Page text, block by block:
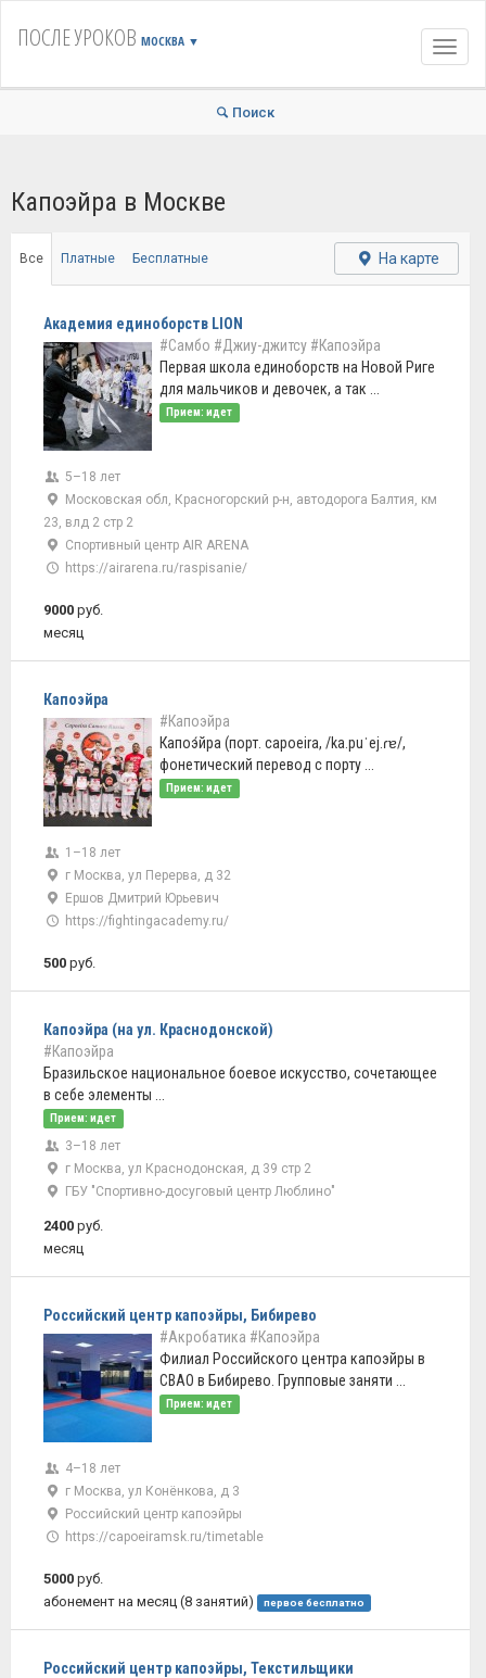
ПОСЛЕ УРОКОВ МОСКВА ▼
Поиск
Капоэйра в Москве
Все Платные Бесплатные На карте
Академия единоборств LION
#Самбо #Джиу-джитсу #Капоэйра
Первая школа единоборств на Новой Риге
для мальчиков и девочек, а так ...
Прием: идет
5–18 лет
Московская обл, Красногорский р-н, автодорога Балтия, км
23, влд 2 стр 2
Спортивный центр AIR ARENA
https://airarena.ru/raspisanie/
9000 руб.
месяц
Капоэйра
#Капоэйра
Капоэ́йра (порт. capoeira, /ka.puˈej.ɾɐ/,
фонетический перевод с порту ...
Прием: идет
1–18 лет
г Москва, ул Перерва, д 32
Ершов Дмитрий Юрьевич
https://fightingacademy.ru/
500 руб.
Капоэйра (на ул. Краснодонской)
#Капоэйра
Бразильское национальное боевое искусство, сочетающее
в себе элементы ...
Прием: идет
3–18 лет
г Москва, ул Краснодонская, д 39 стр 2
ГБУ "Спортивно-досуговый центр Люблино"
2400 руб.
месяц
Российский центр капоэйры, Бибирево
#Акробатика #Капоэйра
Филиал Российского центра капоэйры в
СВАО в Бибирево. Групповые заняти ...
Прием: идет
4–18 лет
г Москва, ул Конёнкова, д 3
Российский центр капоэйры
https://capoeiramsk.ru/timetable
5000 руб.
абонемент на месяц (8 занятий)
первое бесплатно
Российский центр капоэйры, Текстильщики